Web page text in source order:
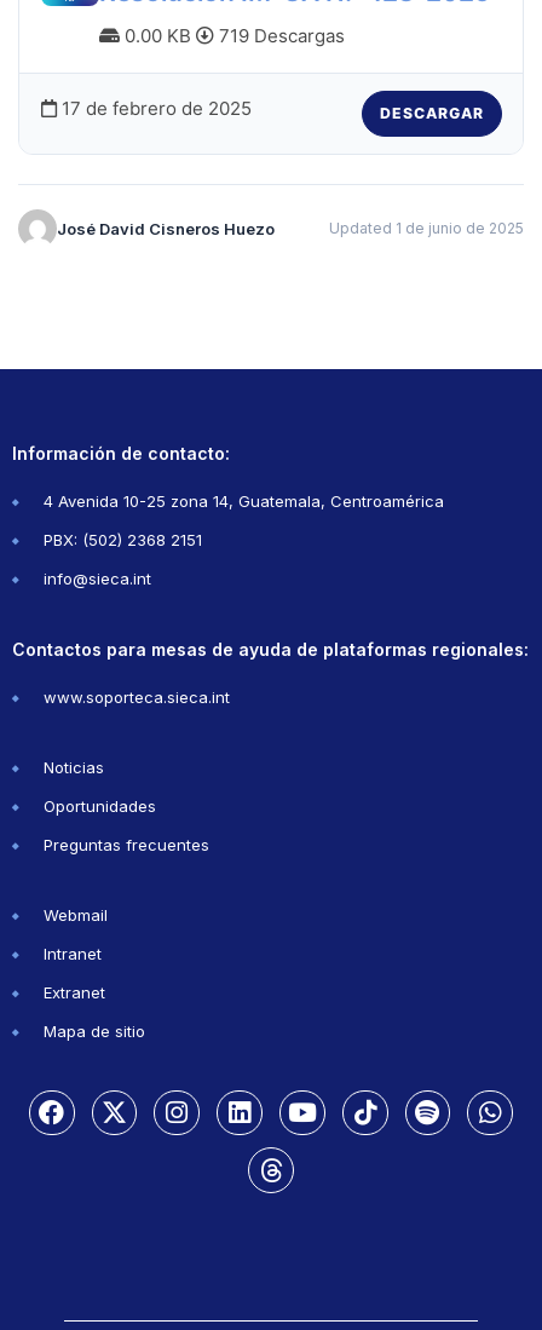
0.00 KB 719 Descargas
17 de febrero de 2025 DESCARGAR
José David Cisneros Huezo Updated 1 de junio de 2025
Información de contacto:
4 Avenida 10-25 zona 14, Guatemala, Centroamérica
PBX: (502) 2368 2151
info@sieca.int
Contactos para mesas de ayuda de plataformas regionales:
www.soporteca.sieca.int
Noticias
Oportunidades
Preguntas frecuentes
Webmail
Intranet
Extranet
Mapa de sitio